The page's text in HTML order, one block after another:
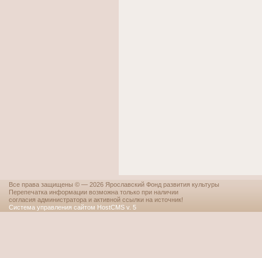
Все права защищены © — 2026 Ярославский Фонд развития культуры
Перепечатка информации возможна только при наличии
согласия администратора и активной ссылки на источник!
Система управления сайтом HostCMS v. 5